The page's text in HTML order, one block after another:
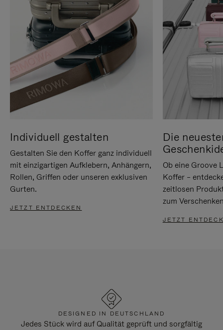
Individuell gestalten
Gestalten Sie den Koffer ganz individuell
mit einzigartigen Aufklebern, Anhängern,
Rollen, Griffen oder unseren exklusiven
Gurten.
JETZT ENTDECKEN
Die
Ob eine Groove
Koffer –
zeitlosen
zum
JETZT
DESIGNED IN DEUTSCHLAND
Jedes Stück wird auf Qualität geprüft und sorgfältig